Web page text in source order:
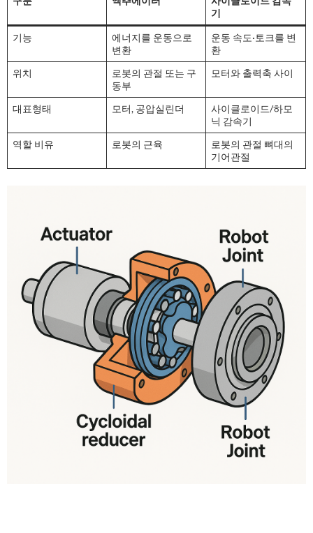
기
기능
에너지를 운동으로
변환
운동 속도·토크를 변
환
위치
로봇의 관절 또는 구
동부
모터와 출력축 사이
대표형태 모터, 공압실린더
사이클로이드/하모
닉 감속기
역할 비유
로봇의 근육
로봇의 관절 뼈대의
기어관절